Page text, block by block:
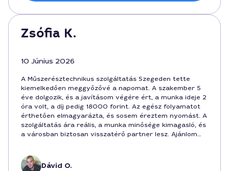
Zsófia K.
10 Június 2026
A Műszerésztechnikus szolgáltatás Szegeden tette
kiemelkedően meggyőzővé a napomat. A szakember 5
éve dolgozik, és a javításom végére ért, a munka ideje 2
óra volt, a díj pedig 18000 forint. Az egész folyamatot
érthetően elmagyarázta, és sosem éreztem nyomást. A
szolgáltatás ára reális, a munka minősége kimagasló, és
a városban biztosan visszatérő partner lesz. Ajánlom
Dávid O.